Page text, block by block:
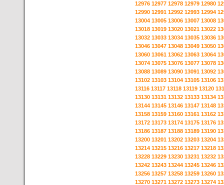
12976 12977 12978 12979 12980
12990 12991 12992 12993 12994
13004 13005 13006 13007 13008
13018 13019 13020 13021 13022
13032 13033 13034 13035 13036
13046 13047 13048 13049 13050
13060 13061 13062 13063 13064
13074 13075 13076 13077 13078
13088 13089 13090 13091 13092
13102 13103 13104 13105 13106
13116 13117 13118 13119 13120
13130 13131 13132 13133 13134
13144 13145 13146 13147 13148
13158 13159 13160 13161 13162
13172 13173 13174 13175 13176
13186 13187 13188 13189 13190
13200 13201 13202 13203 13204
13214 13215 13216 13217 13218
13228 13229 13230 13231 13232
13242 13243 13244 13245 13246
13256 13257 13258 13259 13260
13270 13271 13272 13273 13274